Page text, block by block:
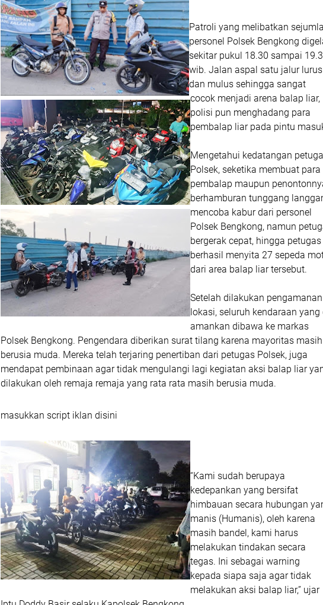
Patroli yang melibatkan
personel Polsek Bengkong
sekitar pukul 18.30 sampai
wib. Jalan aspal satu jalur lurus
dan mulus sehingga sangat
cocok menjadi arena balap liar,
polisi pun menghadang para
pembalap liar pada pintu
Mengetahui kedatangan
Polsek, seketika membuat para
pembalap maupun
berhamburan tunggang
mencoba kabur dari personel
Polsek Bengkong, namun
bergerak cepat, hingga petugas
berhasil menyita 27 sepeda
dari area balap liar tersebut.
Setelah dilakukan
lokasi, seluruh kendaraan yang
amankan dibawa ke markas
Polsek Bengkong. Pengendara diberikan surat tilang karena mayoritas masih
berusia muda. Mereka telah terjaring penertiban dari petugas Polsek, juga
mendapat pembinaan agar tidak mengulangi lagi kegiatan aksi balap liar
dilakukan oleh remaja remaja yang rata rata masih berusia muda.
masukkan script iklan disini
“Kami sudah berupaya
kedepankan yang bersifat
himbauan secara hubungan
manis (Humanis), oleh karena
masih bandel, kami harus
melakukan tindakan secara
tegas. Ini sebagai warning
kepada siapa saja agar tidak
melakukan aksi balap liar,” ujar